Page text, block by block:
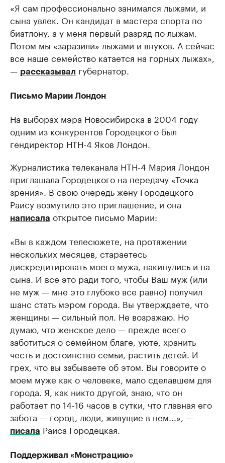
«Я сам профессионально занимался лыжами, и
сына увлек. Он кандидат в мастера спорта по
биатлону, а у меня первый разряд по лыжам.
Потом мы «заразили» лыжами и внуков. А сейчас
все наше семейство катается на горных лыжах»,
— рассказывал губернатор.
Письмо Марии Лондон
На выборах мэра Новосибирска в 2004 году
одним из конкурентов Городецкого был
гендиректор НТН-4 Яков Лондон.
Журналистика телеканала НТН-4 Мария Лондон
приглашала Городецкого на передачу «Точка
зрения». В свою очередь жену Городецкого
Раису возмутило это приглашение, и она
написала открытое письмо Марии:
«Вы в каждом телесюжете, на протяжении
нескольких месяцев, стараетесь
дискредитировать моего мужа, накинулись и на
сына. И все это ради того, чтобы Ваш муж (или
не муж — мне это глубоко все равно) получил
шанс стать мэром города. Вы утверждаете, что
женщины — сильный пол. Не возражаю. Но
думаю, что женское дело — прежде всего
заботиться о семейном благе, уюте, хранить
честь и достоинство семьи, растить детей. И
грех, что вы забываете об этом. Вы говорите о
моем муже как о человеке, мало сделавшем для
города. Я, как никто другой, знаю, что он
работает по 14-16 часов в сутки, что главная его
забота — город, люди, живущие в нем...», —
писала Раиса Городецкая.
Поддерживал «Монстрацию»